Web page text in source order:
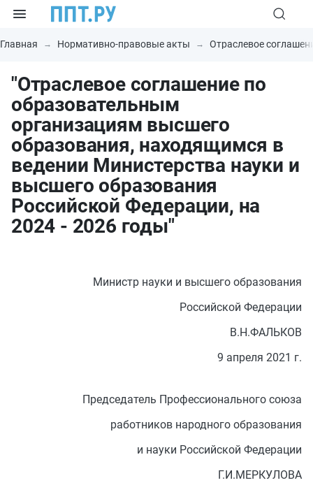
Главная Нормативно-правовые акты Отраслевое
"Отраслевое соглашение по
образовательным
организациям высшего
образования, находящимся в
ведении Министерства науки и
высшего образования
Российской Федерации, на
2024 - 2026 годы"
Министр науки и высшего образования
Российской Федерации
В.Н.ФАЛЬКОВ
9 апреля 2021 г.
Председатель Профессионального союза
работников народного образования
и науки Российской Федерации
Г.И.МЕРКУЛОВА